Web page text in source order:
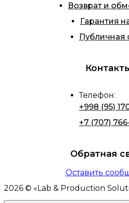
Возврат и
Гарантия
Публичная
Телефон:
+998 (95)
+7 (707)
Обратная
Оставить
2026 © « Lab & Production